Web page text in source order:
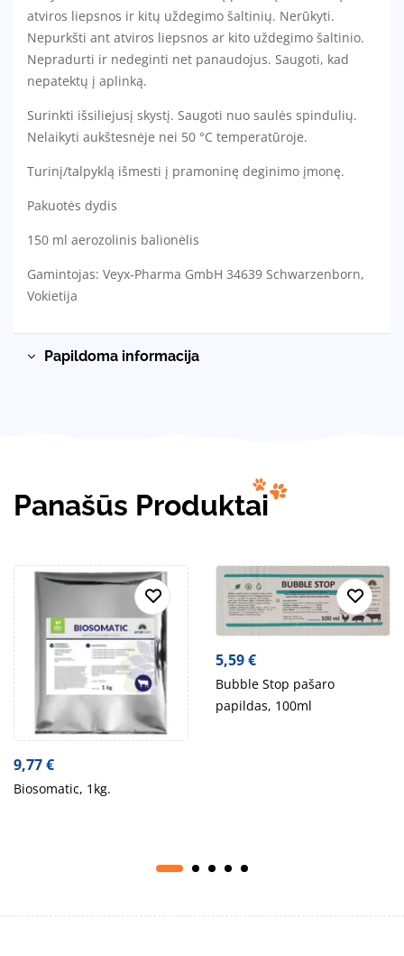
atviros liepsnos ir kitų uždegimo šaltinių. Nerūkyti.
Nepurkšti ant atviros liepsnos ar kito uždegimo šaltinio.
Nepradurti ir nedeginti net panaudojus. Saugoti, kad
nepatektų į aplinką.
Surinkti išsiliejusį skystį. Saugoti nuo saulės spindulių.
Nelaikyti aukštesnėje nei 50 °C temperatūroje.
Turinį/talpyklą išmesti į pramoninę deginimo įmonę.
Pakuotės dydis
150 ml aerozolinis balionėlis
Gamintojas: Veyx-Pharma GmbH 34639 Schwarzenborn,
Vokietija
Papildoma informacija
Panašūs Produktai
9,77€
Biosomatic, 1kg.
5,59€
Bubble Stop pašaro
papildas, 100ml